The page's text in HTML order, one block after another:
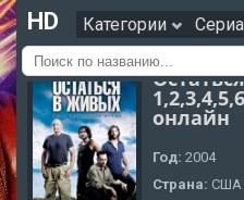
HD Категории
онлайн
Год: 2004
Страна: США